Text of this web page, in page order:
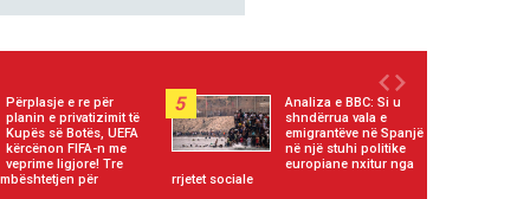
Përplasje e re për
planin e privatizimit të
Kupës së Botës, UEFA
kërcënon FIFA-n me
veprime ligjore! Tre
për
5
Analiza e BBC: Si u
shndërrua vala e
emigrantëve në Spanjë
në një stuhi politike
europiane nxitur nga
rrjetet sociale